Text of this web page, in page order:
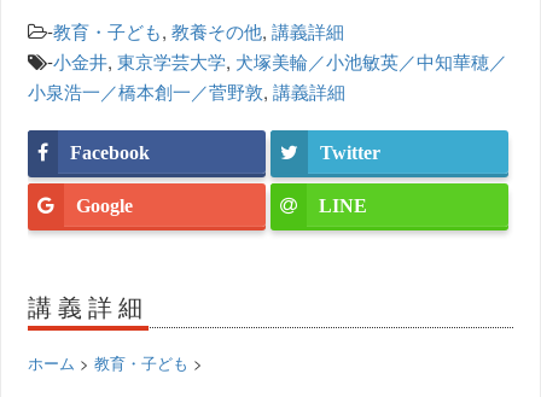
-教育・子ども,教養その他,講義詳細
-小金井,東京学芸大学, 犬塚美輪／小池敏英／中知華穂／
小泉浩一／橋本創一／菅野敦,講義詳細
Facebook Twitter
Google LINE
講義詳細
ホーム >教育・子ども >